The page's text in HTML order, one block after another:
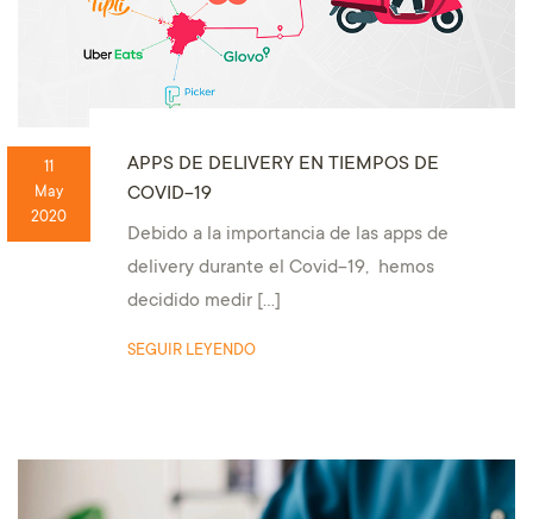
11
May
2020
APPS DE DELIVERY EN TIEMPOS DE
COVID-19
Debido a la importancia de las apps de
delivery durante el Covid-19, hemos
decidido medir […]
SEGUIR LEYENDO